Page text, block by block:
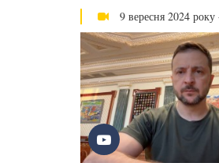
9 вересня 2024